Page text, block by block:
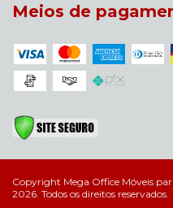
Meios de
Copyright Mega Office Móveis
2026. Todos os direitos reservados.